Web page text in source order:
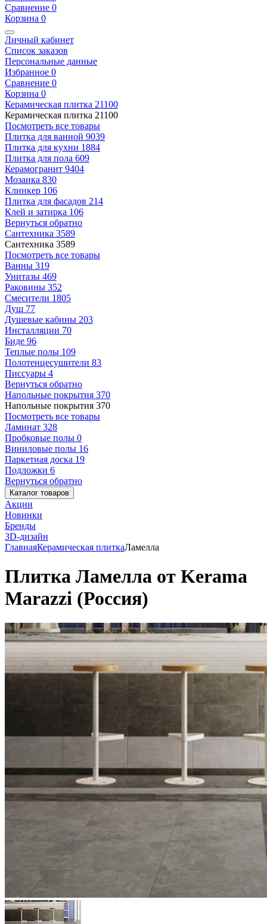
Сравнение 0
Корзина 0
Личный кабинет
Список заказов
Персональные данные
Избранное 0
Сравнение 0
Корзина 0
Керамическая плитка 21100
Керамическая плитка 21100
Посмотреть все товары
Плитка для ванной 9039
Плитка для кухни 1884
Плитка для пола 609
Керамогранит 9404
Мозаика 830
Клинкер 106
Плитка для фасадов 214
Клей и затирка 106
Вернуться обратно
Сантехника 3589
Сантехника 3589
Посмотреть все товары
Ванны 319
Унитазы 469
Раковины 352
Смесители 1805
Душ 77
Душевые кабины 203
Инсталляции 70
Биде 96
Теплые полы 109
Полотенцесушители 83
Писсуары 4
Вернуться обратно
Напольные покрытия 370
Напольные покрытия 370
Посмотреть все товары
Ламинат 328
Пробковые полы 0
Виниловые полы 16
Паркетная доска 19
Подложки 6
Вернуться обратно
Каталог товаров
Акции
Новинки
Бренды
3D-дизайн
ГлавнаяКерамическая плиткаЛамелла
Плитка Ламелла от Kerama
Marazzi (Россия)